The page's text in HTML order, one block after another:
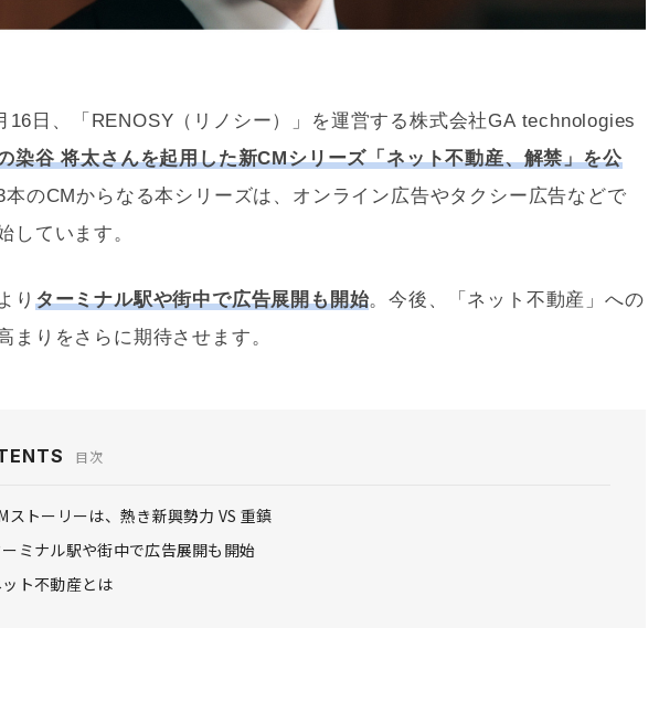
16日、「RENOSY（リノシー）」を運営する株式会社GA technologies
染谷 将太さんを起用した新CMシリーズ「ネット不動産、解禁」を公
本のCMからなる本シリーズは、オンライン広告やタクシー広告などで
しています。
り ターミナル駅や街中で広告展開も開始。今後、「ネット不動産」への
まりをさらに期待させます。
目次
ストーリーは、熱き新興勢力 VS 重鎮
ミナル駅や街中で広告展開も開始
ト不動産とは